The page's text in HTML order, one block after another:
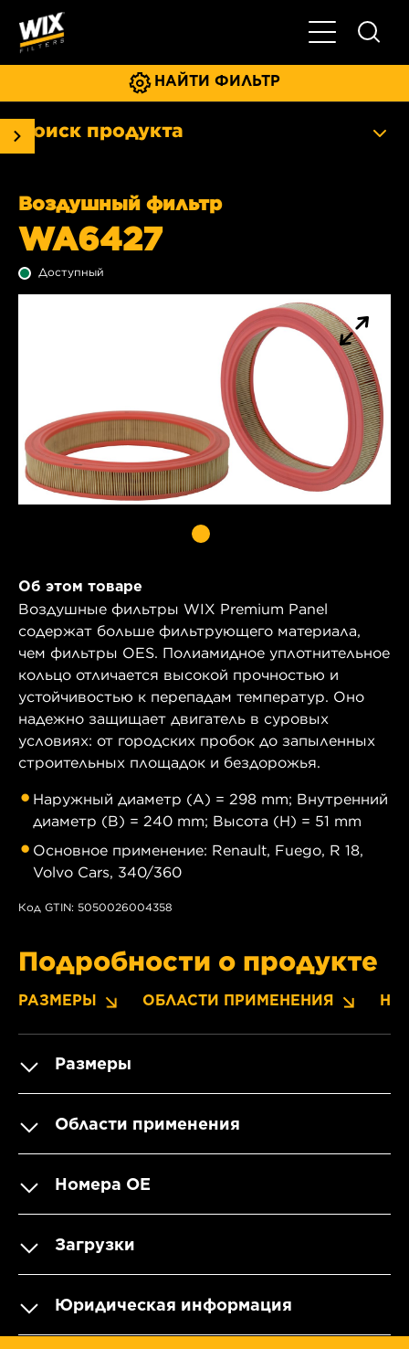
Главное
НАЙТИ ФИЛЬТР
Поиск продукта
Воздушный фильтр
WA6427
Доступный
Об этом товаре
Воздушные фильтры WIX Premium Panel
содержат больше фильтрующего материала,
чем фильтры OES. Полиамидное уплотнительное
кольцо отличается высокой прочностью и
устойчивостью к перепадам температур. Оно
надежно защищает двигатель в суровых
условиях: от городских пробок до запыленных
строительных площадок и бездорожья.
Наружный диаметр (A) = 298 mm; Внутренний
диаметр (B) = 240 mm; Высота (H) = 51 mm
Основное применение: Renault, Fuego, R 18,
Volvo Cars, 340/360
Код GTIN: 5050026004358
Подробности о продукте
РАЗМЕРЫ ОБЛАСТИ ПРИМЕНЕНИЯ
Размеры
Области применения
Номера OE
Загрузки
Юридическая информация